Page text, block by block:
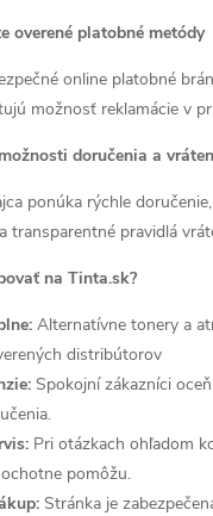
overené platobné metódy
online platobné
možnosť reklamácie v
doručenia a
ponúka rýchle
transparentné pravidlá
na Tinta.sk?
Alternatívne tonery a
distribútorov
Spokojní zákazníci
Pri otázkach ohľadom
pomôžu.
Stránka je